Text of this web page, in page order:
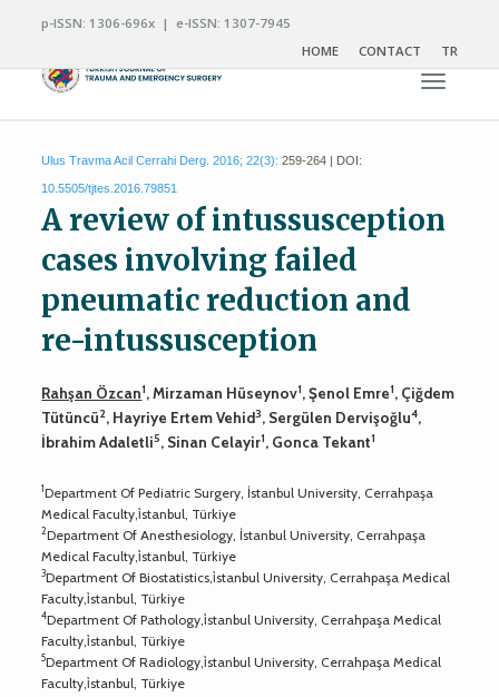
p-ISSN: 1306-696x | e-ISSN: 1307-7945
HOME
CONTACT TR
Toggle
Ulus Travma Acil Cerrahi Derg. 2016; 22(3): 259-264 | DOI:
10.5505/tjtes.2016.79851
A review of intussusception
cases involving failed
pneumatic reduction and
re-intussusception
Rahşan Özcan1, Mirzaman Hüseynov1, Şenol Emre1, Çiğdem
Tütüncü2, Hayriye Ertem Vehid3, Sergülen Dervişoğlu4,
İbrahim Adaletli5, Sinan Celayir1, Gonca Tekant1
1Department Of Pediatric Surgery, İstanbul University, Cerrahpaşa
Medical Faculty,i̇stanbul, Türkiye
2Department Of Anesthesiology, İstanbul University, Cerrahpaşa
Medical Faculty,i̇stanbul, Türkiye
3Department Of Biostatistics,i̇stanbul University, Cerrahpaşa Medical
Faculty,i̇stanbul, Türkiye
4Department Of Pathology,i̇stanbul University, Cerrahpaşa Medical
Faculty,i̇stanbul, Türkiye
5Department Of Radiology,i̇stanbul University, Cerrahpaşa Medical
Faculty,i̇stanbul, Türkiye